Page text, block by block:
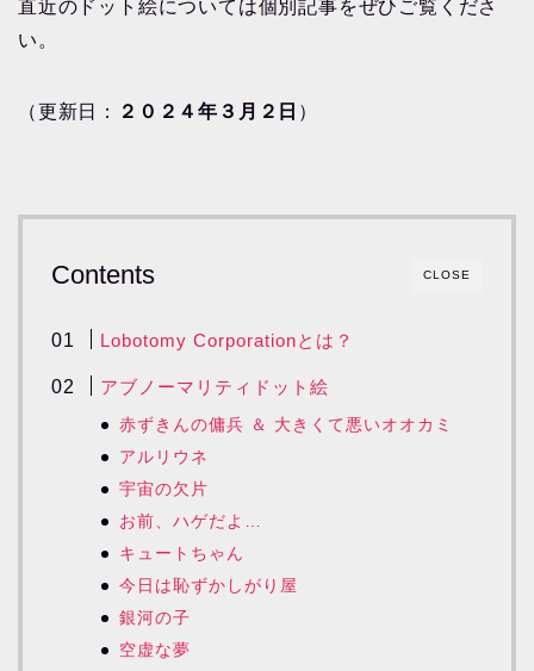
直近のドット絵については個別記事をぜひご覧くださ
い。
（更新日： ２０２４年３月２日 ）
CLOSE
Contents
Lobotomy Corporationとは？
アブノーマリティドット絵
赤ずきんの傭兵 ＆ 大きくて悪いオオカミ
アルリウネ
宇宙の欠片
お前、ハゲだよ…
キュートちゃん
今日は恥ずかしがり屋
銀河の子
空虚な夢